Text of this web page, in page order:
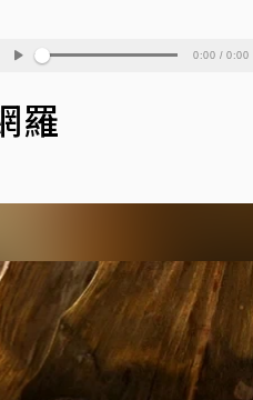
0:00 / 0:00
羅